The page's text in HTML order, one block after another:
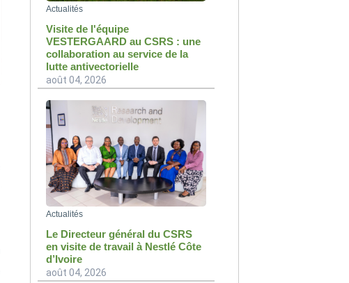
Actualités
Visite de l'équipe
VESTERGAARD au CSRS : une
collaboration au service de la
lutte antivectorielle
août 04, 2026
Actualités
Le Directeur général du CSRS
en visite de travail à Nestlé Côte
d’Ivoire
août 04, 2026